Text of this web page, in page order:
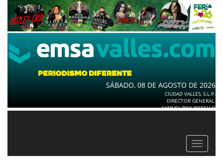
SÁBADO, 08 DE AGOSTO DE 2026
CIUDAD VALLES, S.L.P.
DIRECTOR GENERAL.
SAMUEL ROA BOTELLO
Toggle